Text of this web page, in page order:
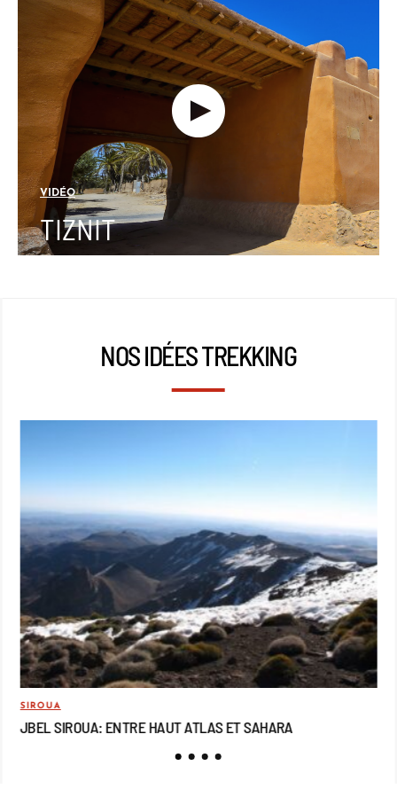
VIDÉO
TIZNIT
NOS IDÉES TREKKING
SIROUA
JBEL SIROUA: ENTRE HAUT ATLAS ET SAHARA